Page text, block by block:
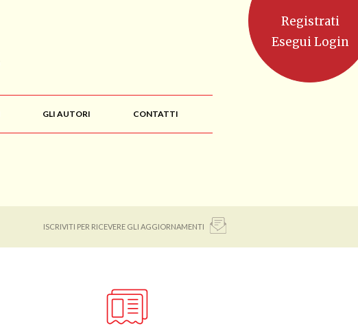
GLI AUTORI CONTATTI
ISCRIVITI PER RICEVERE GLI AGGIORNAMENTI
Registrati
Esegui Login